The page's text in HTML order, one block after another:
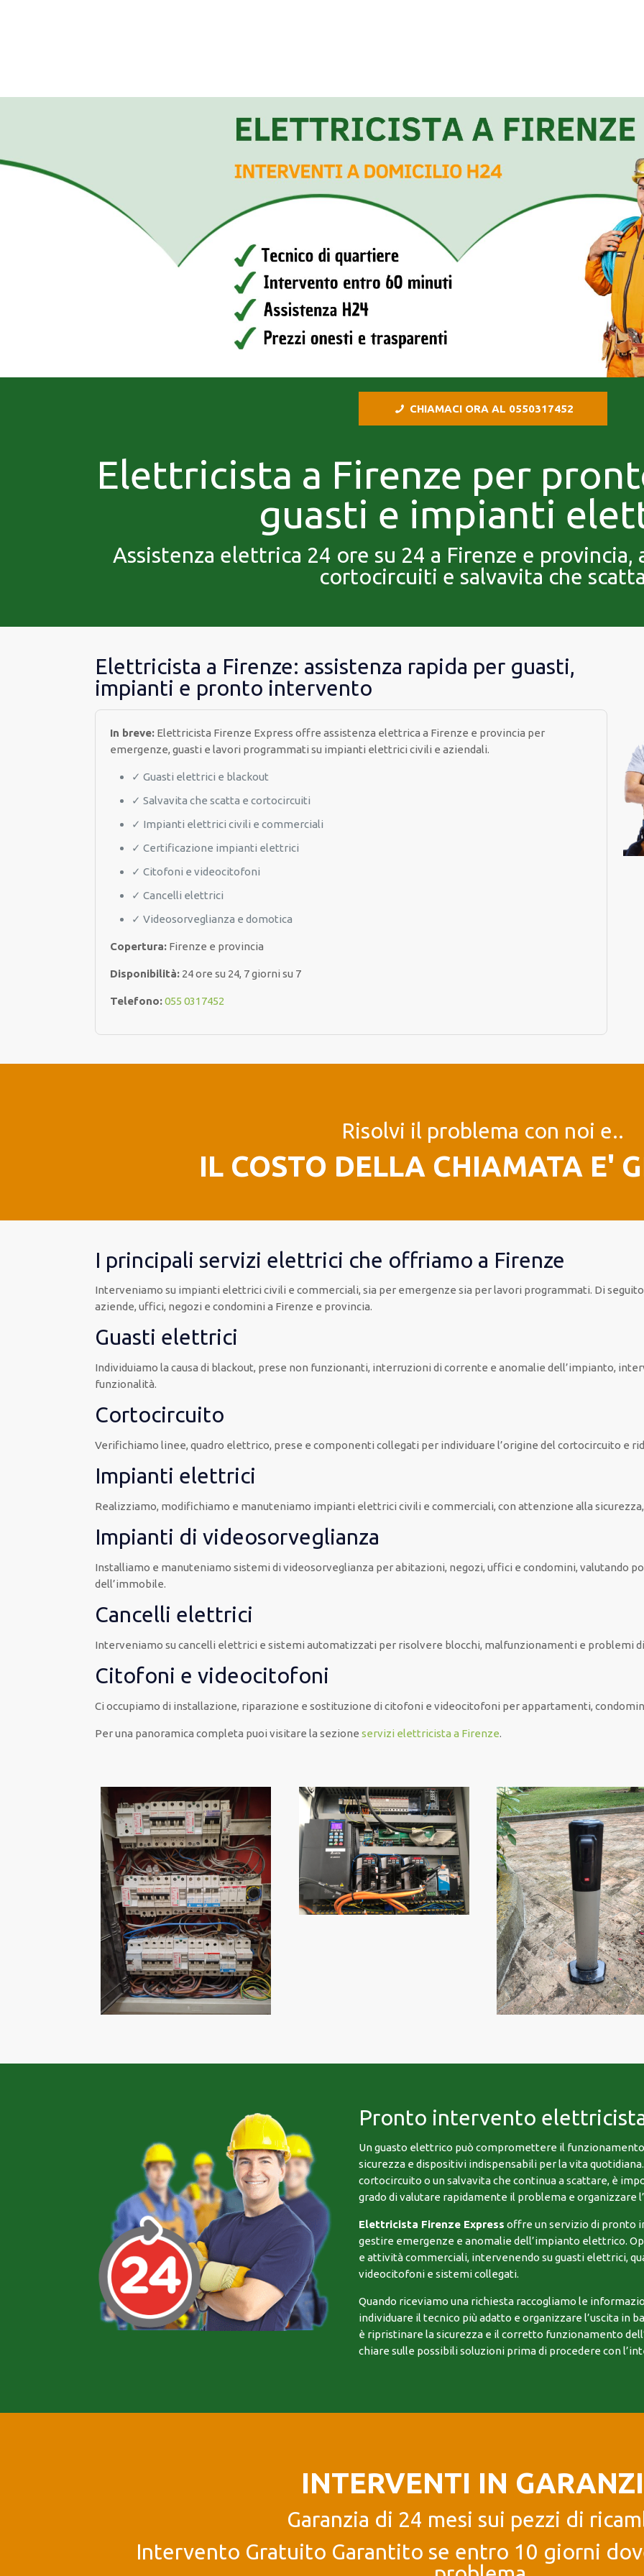
CHIAMACI ORA AL 0550317452
Elettricista a Firenze per
guasti e impianti
Assistenza elettrica 24 ore su 24 a Firenze e provincia,
cortocircuiti e salvavita che scatta
Elettricista a Firenze: assistenza rapida per guasti,
impianti e pronto intervento
In breve: Elettricista Firenze Express offre assistenza elettrica a Firenze e provincia per
emergenze, guasti e lavori programmati su impianti elettrici civili e aziendali.
✓ Guasti elettrici e blackout
✓ Salvavita che scatta e cortocircuiti
✓ Impianti elettrici civili e commerciali
✓ Certificazione impianti elettrici
✓ Citofoni e videocitofoni
✓ Cancelli elettrici
✓ Videosorveglianza e domotica
Copertura: Firenze e provincia
Disponibilità: 24 ore su 24, 7 giorni su 7
Telefono:055 0317452
Risolvi il problema con noi e..
IL COSTO DELLA CHIAMATA E'
I principali servizi elettrici che offriamo a Firenze
Interveniamo su impianti elettrici civili e commerciali, sia per emergenze sia per lavori programmati. Di
aziende, uffici, negozi e condomini a Firenze e provincia.
Guasti elettrici
Individuiamo la causa di blackout, prese non funzionanti, interruzioni di corrente e anomalie dell’impianto,
funzionalità.
Cortocircuito
Verifichiamo linee, quadro elettrico, prese e componenti collegati per individuare l’origine del cortocircuito e
Impianti elettrici
Realizziamo, modifichiamo e manuteniamo impianti elettrici civili e commerciali, con attenzione alla
Impianti di videosorveglianza
Installiamo e manuteniamo sistemi di videosorveglianza per abitazioni, negozi, uffici e condomini, valutando
dell’immobile.
Cancelli elettrici
Interveniamo su cancelli elettrici e sistemi automatizzati per risolvere blocchi, malfunzionamenti e problemi di
Citofoni e videocitofoni
Ci occupiamo di installazione, riparazione e sostituzione di citofoni e videocitofoni per appartamenti,
Per una panoramica completa puoi visitare la sezioneservizi elettricista a Firenze.
Pronto intervento
Un guasto elettrico può compromettere il
sicurezza e dispositivi indispensabili per la vita
cortocircuito o un salvavita che continua a scattare, è
grado di valutare rapidamente il problema e
Elettricista Firenze Express offre un servizio di pronto
gestire emergenze e anomalie dell’impianto elettrico.
e attività commerciali, intervenendo su guasti elettrici,
videocitofoni e sistemi collegati.
Quando riceviamo una richiesta raccogliamo le
individuare il tecnico più adatto e organizzare l’uscita in
è ripristinare la sicurezza e il corretto funzionamento
chiare sulle possibili soluzioni prima di procedere con
INTERVENTI IN
Garanzia di 24 mesi sui pezzi di
Intervento Gratuito Garantito se entro 10 giorni